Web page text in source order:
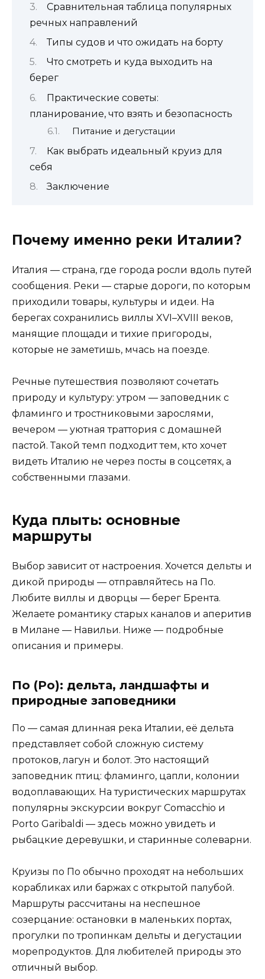
Сравнительная таблица популярных
речных направлений
Типы судов и что ожидать на борту
Что смотреть и куда выходить на
берег
Практические советы:
планирование, что взять и безопасность
Питание и дегустации
Как выбрать идеальный круиз для
себя
Заключение
Почему именно реки Италии?
Италия — страна, где города росли вдоль путей
сообщения. Реки — старые дороги, по которым
приходили товары, культуры и идеи. На
берегах сохранились виллы XVI–XVIII веков,
манящие площади и тихие пригороды,
которые не заметишь, мчась на поезде.
Речные путешествия позволяют сочетать
природу и культуру: утром — заповедник с
фламинго и тростниковыми зарослями,
вечером — уютная траттория с домашней
пастой. Такой темп подходит тем, кто хочет
видеть Италию не через посты в соцсетях, а
собственными глазами.
Куда плыть: основные
маршруты
Выбор зависит от настроения. Хочется дельты и
дикой природы — отправляйтесь на По.
Любите виллы и дворцы — берег Брента.
Желаете романтику старых каналов и аперитив
в Милане — Навильи. Ниже — подробные
описания и примеры.
По (Po): дельта, ландшафты и
природные заповедники
По — самая длинная река Италии, её дельта
представляет собой сложную систему
протоков, лагун и болот. Это настоящий
заповедник птиц: фламинго, цапли, колонии
водоплавающих. На туристических маршрутах
популярны экскурсии вокруг Comacchio и
Porto Garibaldi — здесь можно увидеть и
рыбацкие деревушки, и старинные солеварни.
Круизы по По обычно проходят на небольших
корабликах или баржах с открытой палубой.
Маршруты рассчитаны на неспешное
созерцание: остановки в маленьких портах,
прогулки по тропинкам дельты и дегустации
морепродуктов. Для любителей природы это
отличный выбор.